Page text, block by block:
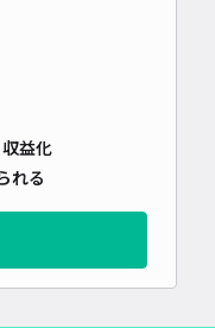
益化
れる